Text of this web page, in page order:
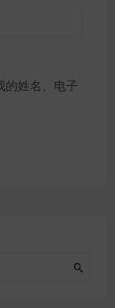
的姓名、电子